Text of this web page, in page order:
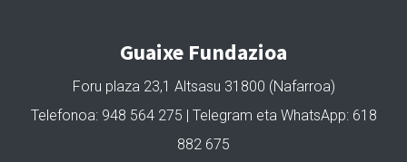
Guaixe Fundazioa
Foru plaza 23,1 Altsasu 31800 (Nafarroa)
Telefonoa: 948 564 275 | Telegram eta WhatsApp: 618
882 675